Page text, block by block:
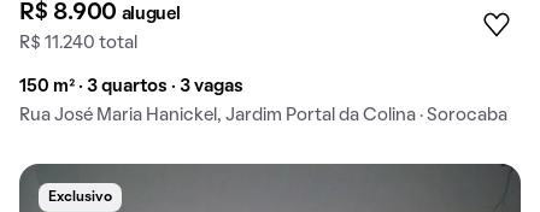
R$ 8.900 aluguel
R$ 11.240 total
150 m² · 3 quartos · 3 vagas
Rua José Maria Hanickel, Jardim Portal da Colina · Sorocaba
Exclusivo